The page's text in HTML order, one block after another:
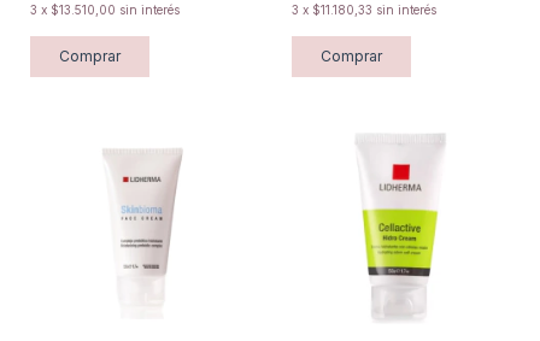
3 x $13.510,00 sin interés
Comprar
3 x $11.180,33 sin interés
Comprar